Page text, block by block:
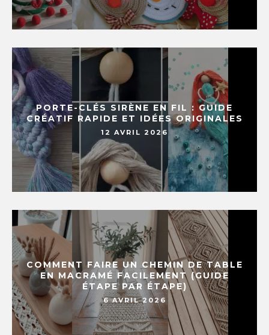
PORTE-CLÉS SIRÈNE EN FIL : GUIDE
CRÉATIF RAPIDE ET IDÉES ORIGINALES
12 AVRIL 2026
COMMENT FAIRE UN CHEMIN DE TABLE
EN MACRAMÉ FACILEMENT (GUIDE
ÉTAPE PAR ÉTAPE)
6 AVRIL 2026